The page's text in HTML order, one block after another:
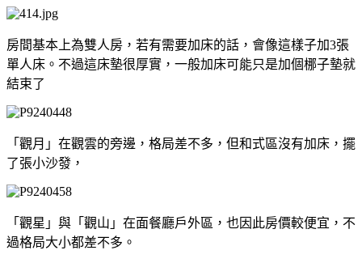
房間基本上為雙人房，若有需要加床的話，會像這樣子加3張
單人床。不過這床墊很厚實，一般加床可能只是加個梛子墊就
結束了
「觀月」在觀雲的旁邊，格局差不多，但和式區沒有加床，擺
了張小沙發，
「觀星」與「觀山」在面餐廳戶外區，也因此房價較便宜，不
過格局大小都差不多。